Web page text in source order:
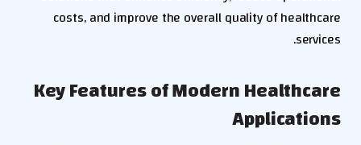
costs, and improve the overall quality of healthcare
services.
Key Features of Modern Healthcare
Applications